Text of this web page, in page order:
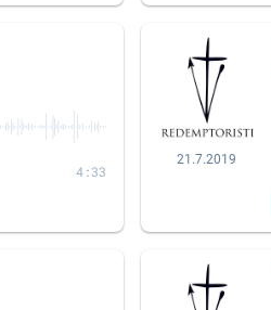
4:33
21.7.2019